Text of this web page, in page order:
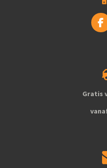
F
a
o
o
Gratis